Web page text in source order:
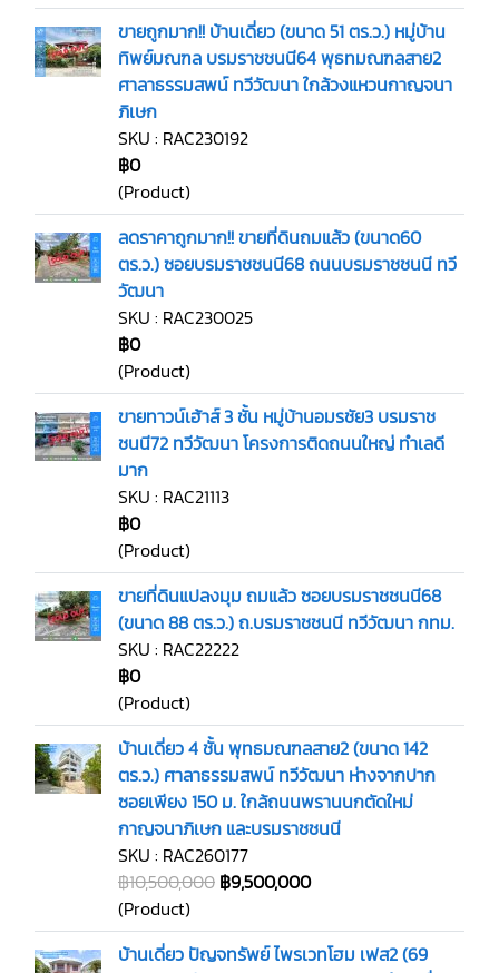
ขายถูกมาก!! บ้านเดี่ยว (ขนาด 51 ตร.ว.) หมู่บ้าน
ทิพย์มณฑล บรมราชชนนี64 พุธทมณฑลสาย2
ศาลาธรรมสพน์ ทวีวัฒนา ใกล้วงแหวนกาญจนา
ภิเษก
SKU : RAC230192
฿0
(Product)
ลดราคาถูกมาก!! ขายที่ดินถมแล้ว (ขนาด60
ตร.ว.) ซอยบรมราชชนนี68 ถนนบรมราชชนนี ทวี
วัฒนา
SKU : RAC230025
฿0
(Product)
ขายทาวน์เฮ้าส์ 3 ชั้น หมู่บ้านอมรชัย3 บรมราช
ชนนี72 ทวีวัฒนา โครงการติดถนนใหญ่ ทำเลดี
มาก
SKU : RAC21113
฿0
(Product)
ขายที่ดินแปลงมุม ถมแล้ว ซอยบรมราชชนนี68
(ขนาด 88 ตร.ว.) ถ.บรมราชชนนี ทวีวัฒนา กทม.
SKU : RAC22222
฿0
(Product)
บ้านเดี่ยว 4 ชั้น พุทธมณฑลสาย2 (ขนาด 142
ตร.ว.) ศาลาธรรมสพน์ ทวีวัฒนา ห่างจากปาก
ซอยเพียง 150 ม. ใกล้ถนนพรานนกตัดใหม่
กาญจนาภิเษก และบรมราชชนนี
SKU : RAC260177
฿10,500,000 ฿9,500,000
(Product)
บ้านเดี่ยว ปัญจทรัพย์ ไพรเวทโฮม เฟส2 (69